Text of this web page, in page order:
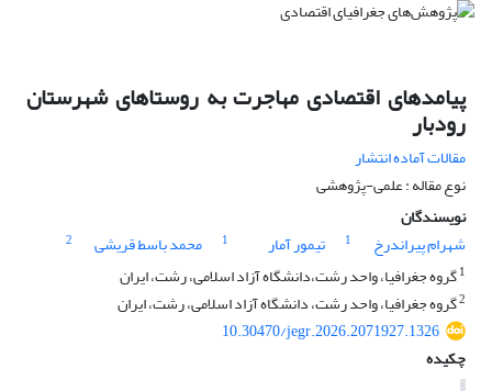
پیامدهای اقتصادی مهاجرت به روستاهای شهرستان
رودبار
مقالات آماده انتشار
نوع مقاله : علمی-پژوهشی
نویسندگان
شهرام پیراندرخ
1 تیمور آمار 1 محمد باسط قریشی
2
1گروه جغرافیا، واحد رشت،دانشگاه آزاد اسلامی، رشت، ایران
2گروه جغرافیا، واحد رشت، دانشگاه آزاد اسلامی، رشت، ایران
10.30470/jegr.2026.2071927.1326
چکیده